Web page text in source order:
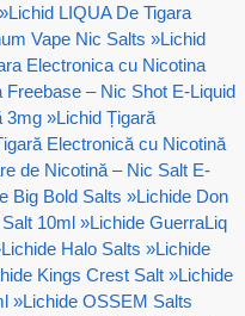
»Lichid LIQUA De Tigara
Vape Nic Salts »Lichid
Electronica cu Nicotina
– Nic Shot E-Liquid
3mg »Lichid Țigară
Electronică cu Nicotină
de Nicotină – Nic Salt E-
Big Bold Salts »Lichide Don
10ml »Lichide GuerraLiq
Lichide Halo Salts »Lichide
Kings Crest Salt »Lichide
»Lichide OSSEM Salts